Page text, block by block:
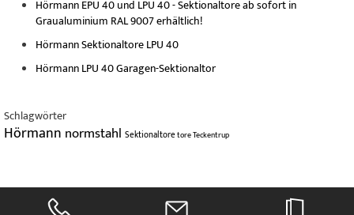
Hörmann EPU 40 und LPU 40 - Sektionaltore ab sofort in
Graualuminium RAL 9007 erhältlich!
Hörmann Sektionaltore LPU 40
Hörmann LPU 40 Garagen-Sektionaltor
Schlagwörter
Hörmann normstahl SektionaltoretoreTeckentrup